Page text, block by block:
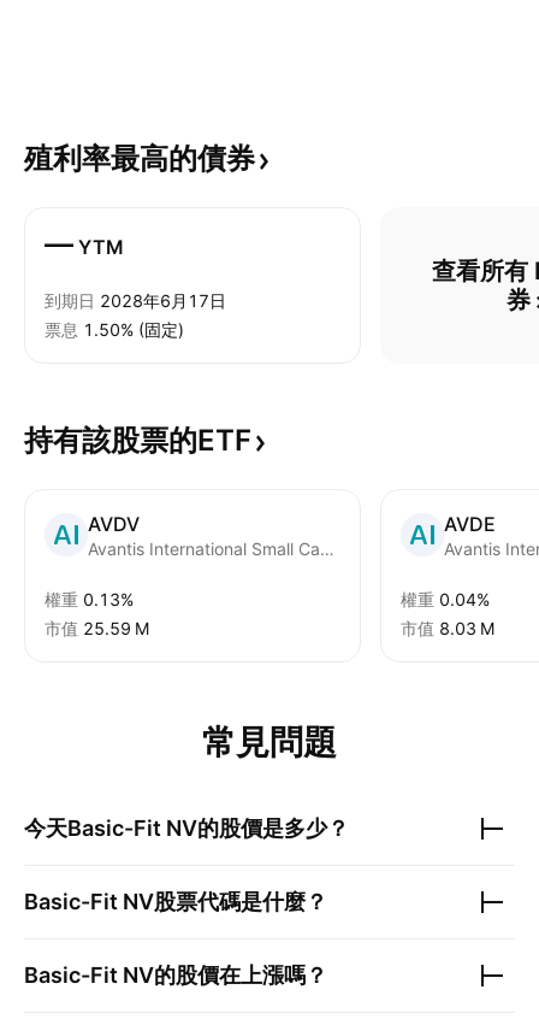
殖利率最高的債券
— YTM
到期日 2028年6月17日
票息 1.50% (固定)
查看所有
券
持有該股票的ETF
AVDV
Avantis International Small Cap Value ETF
權重 0.13%
市值 ‪25.59 M‬
AVDE
Avantis
權重 0.04%
市值 ‪8.03 M‬
常見問題
今天Basic-Fit NV的股價是多少？
Basic-Fit NV股票代碼是什麼？
Basic-Fit NV的股價在上漲嗎？